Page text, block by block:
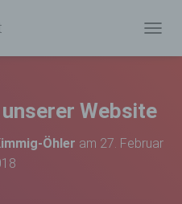
A
A
I
Website
Öhler am 27. Februar